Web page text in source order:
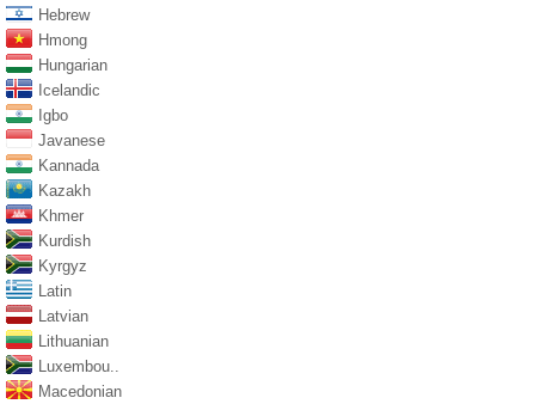
Hebrew
Hmong
Hungarian
Icelandic
Igbo
Javanese
Kannada
Kazakh
Khmer
Kurdish
Kyrgyz
Latin
Latvian
Lithuanian
Luxembou..
Macedonian